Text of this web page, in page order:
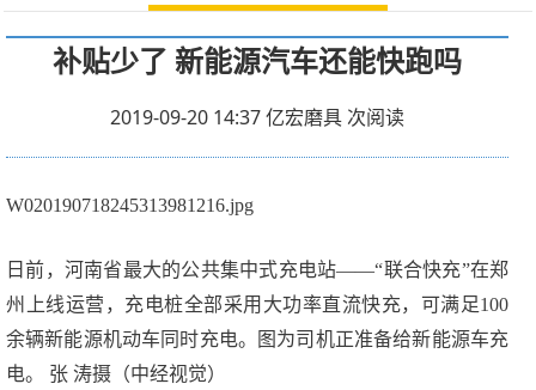
补贴少了 新能源汽车还能快跑吗
2019-09-20 14:37亿宏磨具 次阅读
W020190718245313981216.jpg
日前，河南省最大的公共集中式充电站——“联合快充”在郑
州上线运营，充电桩全部采用大功率直流快充，可满足100
余辆新能源机动车同时充电。图为司机正准备给新能源车充
电。 张 涛摄（中经视觉）